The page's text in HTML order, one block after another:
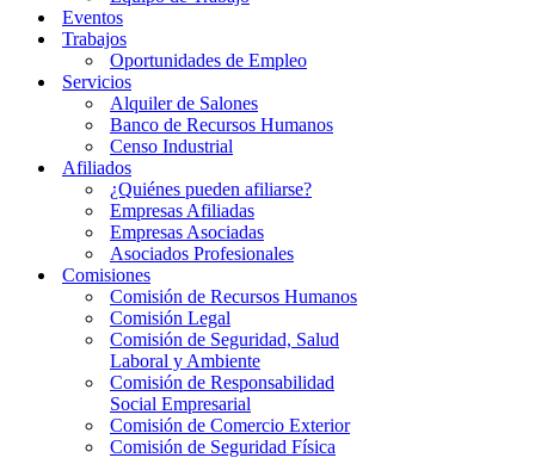
Eventos
Trabajos
Oportunidades de Empleo
Servicios
Alquiler de Salones
Banco de Recursos Humanos
Censo Industrial
Afiliados
¿Quiénes pueden afiliarse?
Empresas Afiliadas
Empresas Asociadas
Asociados Profesionales
Comisiones
Comisión de Recursos Humanos
Comisión Legal
Comisión de Seguridad, Salud
Laboral y Ambiente
Comisión de Responsabilidad
Social Empresarial
Comisión de Comercio Exterior
Comisión de Seguridad Física